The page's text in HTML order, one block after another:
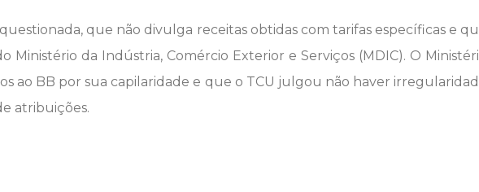
que não divulga receitas obtidas com tarifas específicas e
Ministério da Indústria, Comércio Exterior e Serviços (MDIC). O
ao BB por sua capilaridade e que o TCU julgou não haver
atribuições.